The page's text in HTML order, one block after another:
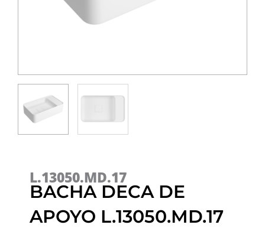
L.13050.MD.17
BACHA DECA DE
APOYO L.13050.MD.17